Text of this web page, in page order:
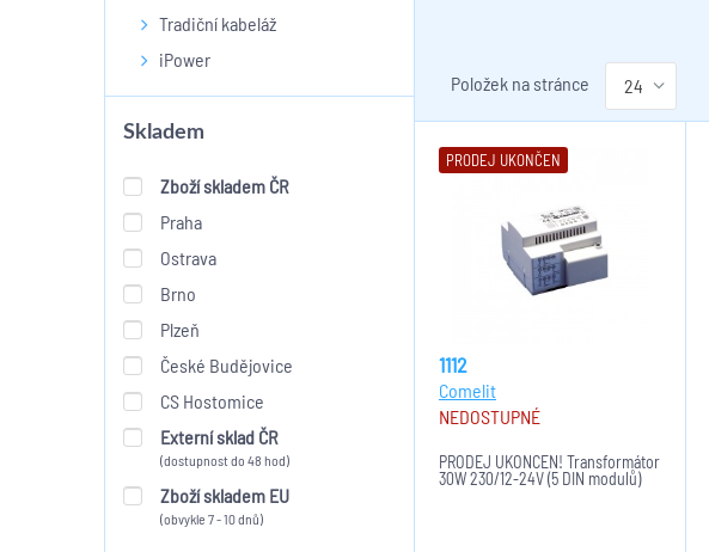
Tradiční kabeláž
iPower
Skladem
Zboží skladem ČR
Praha
Ostrava
Brno
Plzeň
České Budějovice
CS Hostomice
Externí sklad ČR
(dostupnost do 48 hod)
Zboží skladem EU
(obvykle 7 - 10 dnů)
Položek na stránce
PRODEJ UKONČEN
1112
Comelit
NEDOSTUPNÉ
PRODEJ UKONČEN! Transformátor
30W 230/12-24V (5 DIN modulů)